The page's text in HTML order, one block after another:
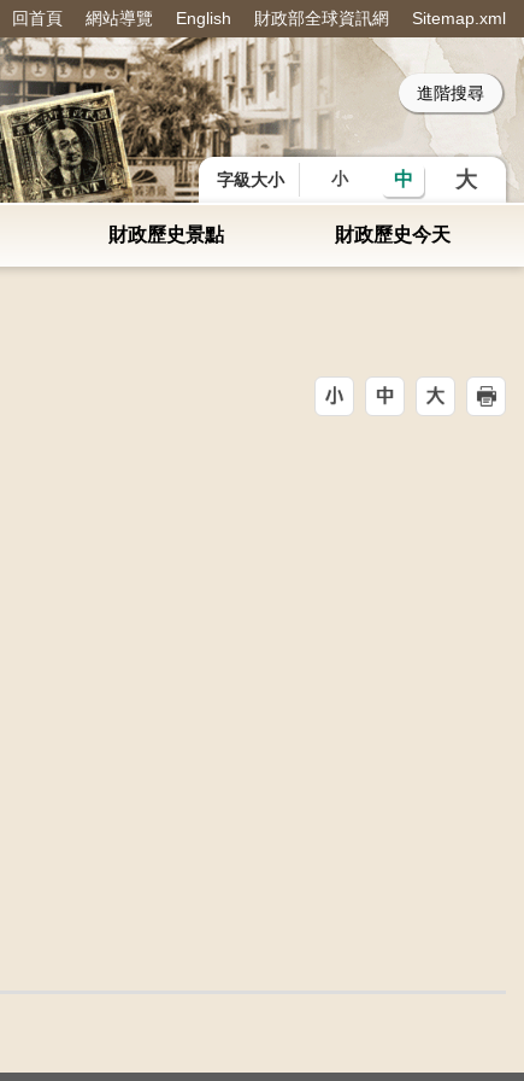
回首頁 網站導覽 English 財政部全球資訊網 Sitemap.xml
字級大小 小 中 大
財政歷史景點 財政歷史今天